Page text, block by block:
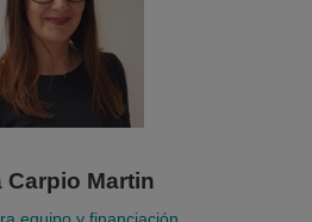
Carpio Martin